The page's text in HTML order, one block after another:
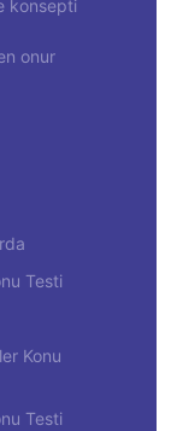
konsepti
onur
Testi
Konu
Testi